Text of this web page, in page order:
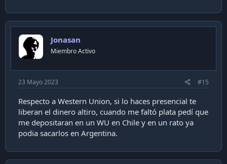
Jonasan
Miembro Activo
23 Mayo 2023 #15
Respecto a Western Union, si lo haces presencial te
liberan el dinero altiro, cuando me faltó plata pedí que
me depositaran en un WU en Chile y en un rato ya
podia sacarlos en Argentina.